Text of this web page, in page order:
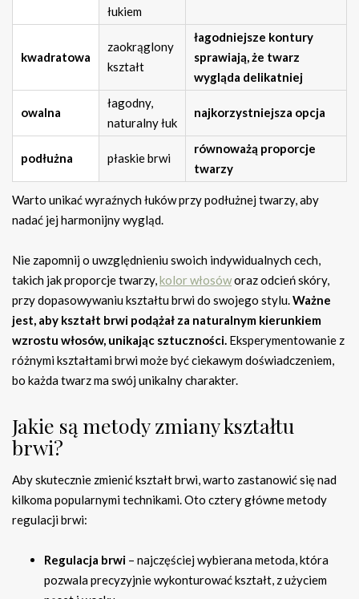
łukiem
kwadratowa
zaokrąglony
kształt
łagodniejsze kontury
sprawiają, że twarz
wygląda delikatniej
owalna
łagodny,
naturalny łuk
najkorzystniejsza opcja
podłużna płaskie brwi
równoważą proporcje
twarzy
Warto unikać wyraźnych łuków przy podłużnej twarzy, aby
nadać jej harmonijny wygląd.
Nie zapomnij o uwzględnieniu swoich indywidualnych cech,
takich jak proporcje twarzy,kolor włosóworaz odcień skóry,
przy dopasowywaniu kształtu brwi do swojego stylu.Ważne
jest, aby kształt brwi podążał za naturalnym kierunkiem
wzrostu włosów, unikając sztuczności. Eksperymentowanie z
różnymi kształtami brwi może być ciekawym doświadczeniem,
bo każda twarz ma swój unikalny charakter.
Jakie są metody zmiany kształtu
brwi?
Aby skutecznie zmienić kształt brwi, warto zastanowić się nad
kilkoma popularnymi technikami. Oto cztery główne metody
regulacji brwi:
Regulacja brwi – najczęściej wybierana metoda, która
pozwala precyzyjnie wykonturować kształt, z użyciem